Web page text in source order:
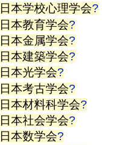
日本学校心理学会?
日本教育学会?
日本金属学会?
日本建築学会?
日本光学会?
日本考古学会?
日本材料科学会?
日本社会学会?
日本数学会?